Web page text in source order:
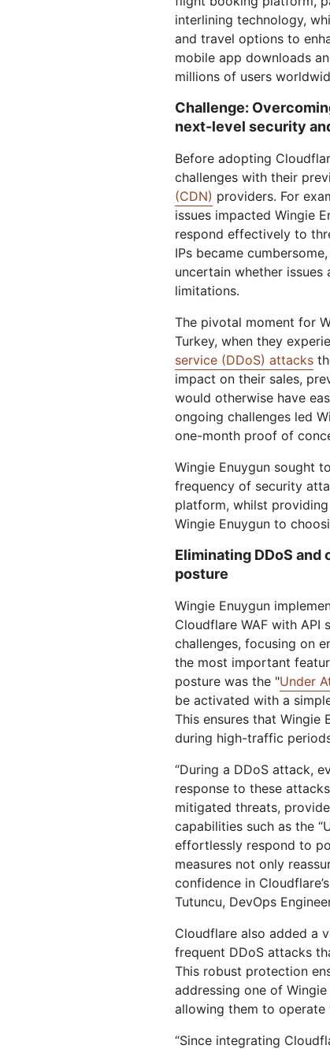
interlining technology,
and travel options to
mobile app downloads
millions of users
Challenge:
next-level security
Before adopting
challenges with their
(CDN) providers. For
issues impacted Wingie
respond effectively to
IPs became
uncertain whether
limitations.
The pivotal moment for
Turkey, when they
service (DDoS) attacks
impact on their sales,
would otherwise have
ongoing challenges led
one-month proof of
Wingie Enuygun sought
frequency of security
platform, whilst
Wingie Enuygun to
Eliminating DDoS
posture
Wingie Enuygun
Cloudflare WAF with API
challenges, focusing on
the most important
posture was the "Under
be activated with a
This ensures that Wingie
during high-traffic
“During a DDoS attack,
response to these
mitigated threats,
capabilities such as the
effortlessly respond to
measures not only
confidence in
Tutuncu, DevOps
Cloudflare also added a
frequent DDoS attacks
This robust protection
addressing one of
allowing them to
“Since integrating